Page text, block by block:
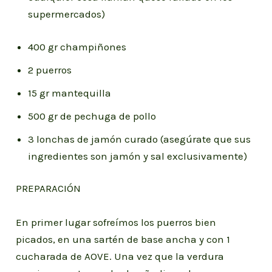
supermercados)
400 gr champiñones
2 puerros
15 gr mantequilla
500 gr de pechuga de pollo
3 lonchas de jamón curado (asegúrate que sus
ingredientes son jamón y sal exclusivamente)
PREPARACIÓN
En primer lugar sofreímos los puerros bien
picados, en una sartén de base ancha y con 1
cucharada de AOVE. Una vez que la verdura